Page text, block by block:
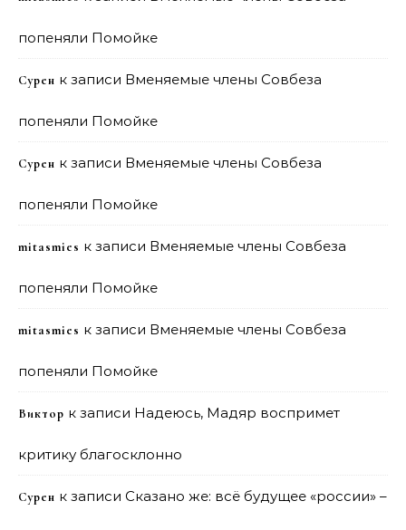
попеняли Помойке
Сурен к записи Вменяемые члены Совбеза
попеняли Помойке
Сурен к записи Вменяемые члены Совбеза
попеняли Помойке
mitasmies к записи Вменяемые члены Совбеза
попеняли Помойке
mitasmies к записи Вменяемые члены Совбеза
попеняли Помойке
Виктор к записи Надеюсь, Мадяр воспримет
критику благосклонно
Сурен к записи Сказано же: всё будущее «россии» –